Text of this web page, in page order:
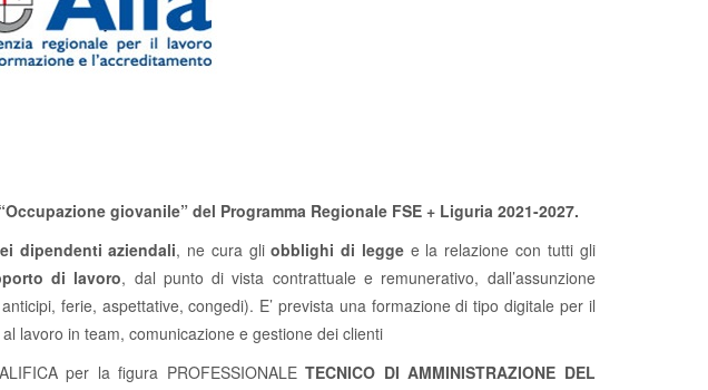
giovanile” del Programma Regionale FSE + Liguria 2021-2027.
dipendenti aziendali, ne cura gliobblighi di leggee la relazione con tutti gli
di lavoro, dal punto di vista contrattuale e remunerativo, dall’assunzione
ferie, aspettative, congedi). E’ prevista una formazione di tipo digitale per il
lavoro in team, comunicazione e gestione dei clienti
per la figura PROFESSIONALETECNICO DI AMMINISTRAZIONE DEL